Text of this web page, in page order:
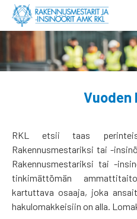
Vuoden
RKL etsii taas
Rakennusmestariksi tai -
Rakennusmestariksi tai -
tinkimättömän
kartuttava osaaja, joka
hakulomakkeisiin on alla.